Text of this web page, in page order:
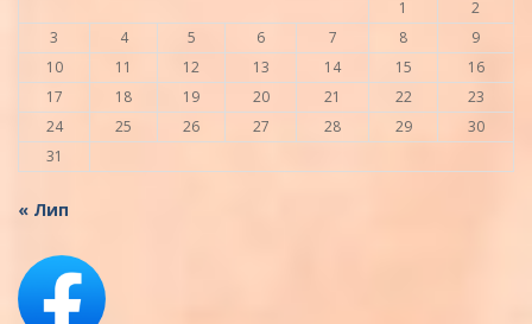
1
2
3
4 5 6 7 8
9
10
11 12 13 14 15
16
17
18 19 20 21 22
23
24
25 26 27 28 29
30
31
« Лип